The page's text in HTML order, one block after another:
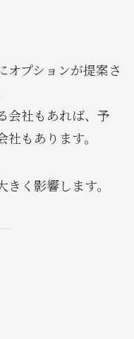
オプションが提案さ
会社もあれば、予
もあります。
く影響します。